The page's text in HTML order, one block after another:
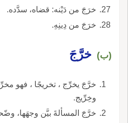
خرَجَ من دَيْنه: قضاه، سدَّده.
خرَجَ من دِينِهِ.
(ب) خرَّجَ
خرَّجَ يخرِّج ، تخريجًا ، فهو
وخِرِّيج.
خرَّجَ المسألةَ بيَّن وجهَها،